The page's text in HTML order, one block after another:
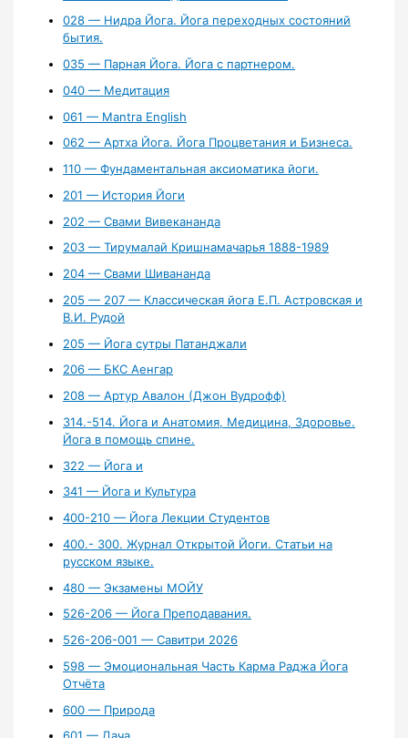
028 — Нидра Йога. Йога переходных состояний
бытия.
035 — Парная Йога. Йога с партнером.
040 — Медитация
061 — Mantra English
062 — Артха Йога. Йога Процветания и Бизнеса.
110 — Фундаментальная аксиоматика йоги.
201 — История Йоги
202 — Свами Вивекананда
203 — Тирумалай Кришнамачарья 1888-1989
204 — Свами Шивананда
205 — 207 — Классическая йога Е.П. Астровская и
В.И. Рудой
205 — Йога сутры Патанджали
206 — БКС Аенгар
208 — Артур Авалон (Джон Вудрофф)
314.-514. Йога и Анатомия, Медицина, Здоровье.
Йога в помощь спине.
322 — Йога и
341 — Йога и Культура
400-210 — Йога Лекции Студентов
400.- 300. Журнал Открытой Йоги. Статьи на
русском языке.
480 — Экзамены МОЙУ
526-206 — Йога Преподавания.
526-206-001 — Савитри 2026
598 — Эмоциональная Часть Карма Раджа Йога
Отчёта
600 — Природа